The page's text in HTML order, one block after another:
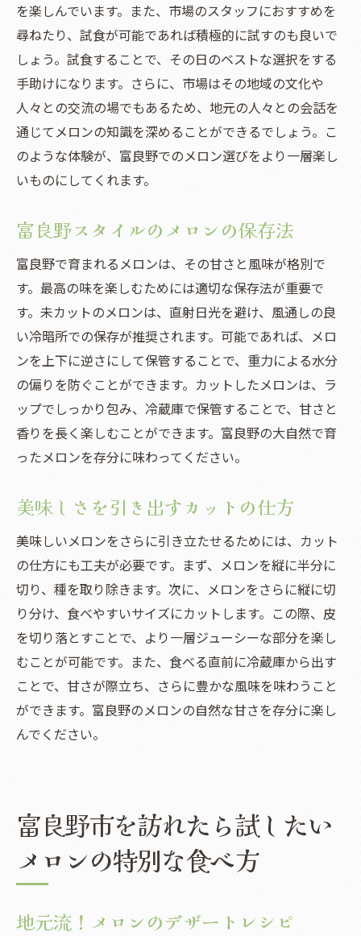
を楽しんでいます。また、市場のスタッフにおすすめを
尋ねたり、試食が可能であれば積極的に試すのも良いで
しょう。試食することで、その日のベストな選択をする
手助けになります。さらに、市場はその地域の文化や
人々との交流の場でもあるため、地元の人々との会話を
通じてメロンの知識を深めることができるでしょう。こ
のような体験が、富良野でのメロン選びをより一層楽し
いものにしてくれます。
富良野スタイルのメロンの保存法
富良野で育まれるメロンは、その甘さと風味が格別で
す。最高の味を楽しむためには適切な保存法が重要で
す。未カットのメロンは、直射日光を避け、風通しの良
い冷暗所での保存が推奨されます。可能であれば、メロ
ンを上下に逆さにして保管することで、重力による水分
の偏りを防ぐことができます。カットしたメロンは、ラ
ップでしっかり包み、冷蔵庫で保管することで、甘さと
香りを長く楽しむことができます。富良野の大自然で育
ったメロンを存分に味わってください。
美味しさを引き出すカットの仕方
美味しいメロンをさらに引き立たせるためには、カット
の仕方にも工夫が必要です。まず、メロンを縦に半分に
切り、種を取り除きます。次に、メロンをさらに縦に切
り分け、食べやすいサイズにカットします。この際、皮
を切り落とすことで、より一層ジューシーな部分を楽し
むことが可能です。また、食べる直前に冷蔵庫から出す
ことで、甘さが際立ち、さらに豊かな風味を味わうこと
ができます。富良野のメロンの自然な甘さを存分に楽し
んでください。
富良野市を訪れたら試したい
メロンの特別な食べ方
地元流！メロンのデザートレシピ